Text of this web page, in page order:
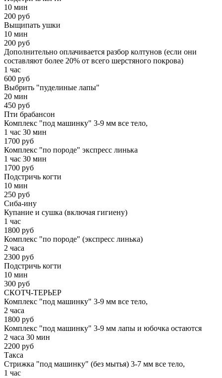
10 мин
200 руб
Выщипать ушки
10 мин
200 руб
Дополнительно оплачивается разбор колтунов (если они
составляют более 20% от всего шерстяного покрова)
1 час
600 руб
Выбрить "пуделиные лапы"
20 мин
450 руб
Пти брабансон
Комплекс "под машинку" 3-9 мм все тело,
1 час 30 мин
1700 руб
Комплекс "по породе" экспресс линька
1 час 30 мин
1700 руб
Подстричь когти
10 мин
250 руб
Сиба-ину
Купание и сушка (включая гигиену)
1 час
1800 руб
Комплекс "по породе" (экспресс линька)
2 часа
2300 руб
Подстричь когти
10 мин
300 руб
СКОТЧ-ТЕРЬЕР
Комплекс "под машинку" 3-9 мм все тело,
2 часа
1800 руб
Комплекс "под машинку" 3-9 мм лапы и юбочка остаются
2 часа 30 мин
2200 руб
Такса
Стрижка "под машинку" (без мытья) 3-7 мм все тело,
1 час